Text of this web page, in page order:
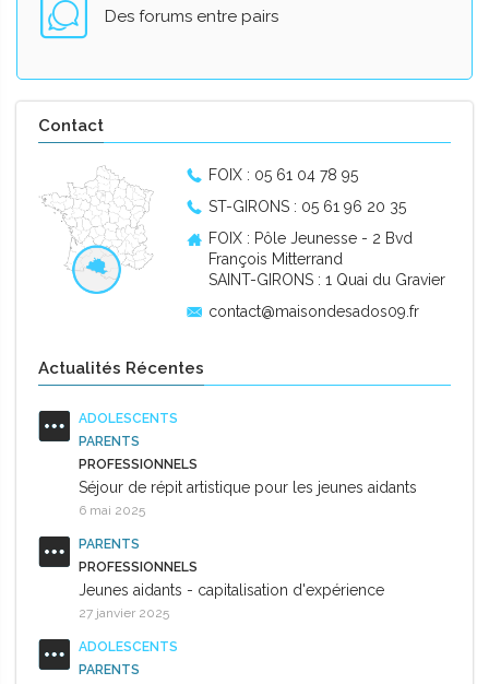
Des forums entre pairs
Contact
FOIX : 05 61 04 78 95
ST-GIRONS : 05 61 96 20 35
FOIX : Pôle Jeunesse - 2 Bvd
François Mitterrand
SAINT-GIRONS : 1 Quai du Gravier
contact@maisondesados09.fr
Actualités Récentes
ADOLESCENTS
PARENTS
PROFESSIONNELS
Séjour de répit artistique pour les jeunes aidants
6 mai 2025
PARENTS
PROFESSIONNELS
Jeunes aidants - capitalisation d'expérience
27 janvier 2025
ADOLESCENTS
PARENTS